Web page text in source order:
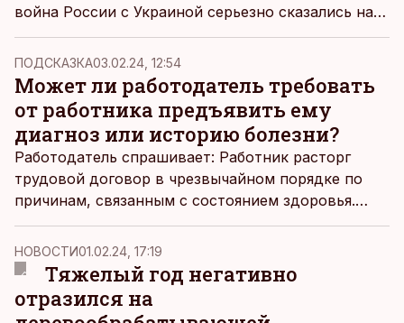
война России с Украиной серьезно сказались на
результатах компании Omniva в 2023 году. Чтобы
улучшить их, компании необходимо сократить
расходы и, следовательно, количество
сотрудников. Для этого начат процесс
коллективного увольнения, сообщила Omniva.
ПОДСКАЗКА03.02.24, 12:54
Может ли работодатель требовать
от работника предъявить ему
диагноз или историю болезни?
Работодатель спрашивает: Работник расторг
трудовой договор в чрезвычайном порядке по
причинам, связанным с состоянием здоровья.
Могу ли я, как работодатель, потребовать от него
представить диагноз или историю болезни?
НОВОСТИ01.02.24, 17:19
Тяжелый год негативно
отразился на